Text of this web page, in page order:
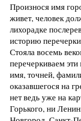
Произнося имя
живет, человек
лихорадке
историю
Стояла восемь
перечеркиваем
имя, точней,
оказавшегося на
нет ведь уже на
Горького, ни